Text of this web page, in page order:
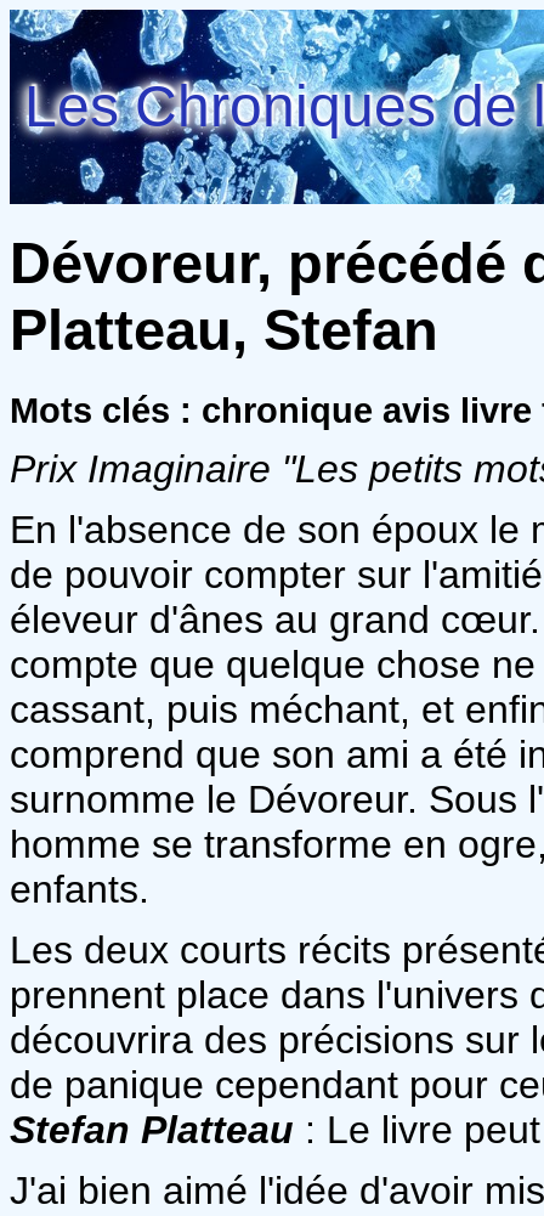
Les Chroniques de
Dévoreur, précédé
Platteau, Stefan
Mots clés : chronique avis
Prix Imaginaire "Les petits
En l'absence de son époux le
de pouvoir compter sur
éleveur d'ânes au grand
compte que quelque chose
cassant, puis méchant, et
comprend que son ami a été
surnomme le Dévoreur. Sous
homme se transforme en
enfants.
Les deux courts récits
prennent place dans l'univers
découvrira des précisions sur
de panique cependant pour
Stefan Platteau : Le livre
J'ai bien aimé l'idée d'avoir